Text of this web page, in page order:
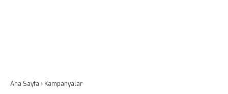
Ana Sayfa › Kampanyalar